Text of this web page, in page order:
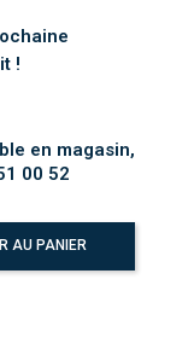
!
en magasin,
00 52
AU PANIER